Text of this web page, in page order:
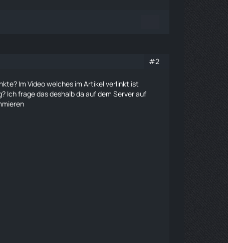
#2
? Im Video welches im Artikel verlinkt ist
Ich frage das deshalb da auf dem Server auf